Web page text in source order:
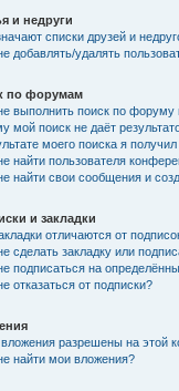
и недруги
списки друзей и
добавлять/удалять
по форумам
выполнить поиск по
мой поиск не даёт
моего поиска я
найти пользователя
найти свои сообщения и
и закладки
отличаются от
сделать закладку или
подписаться на
отказаться от подписки?
вложения разрешены на этой
найти мои вложения?